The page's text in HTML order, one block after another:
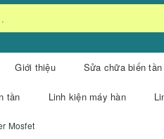
Giới thiệu Sửa chữa biến tần
tần Linh kiện máy hàn
Mosfet